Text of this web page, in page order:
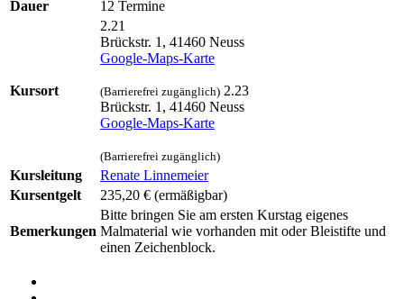
Dauer
12 Termine
Kursort
2.21
Brückstr. 1, 41460 Neuss
Google-Maps-Karte
(Barrierefrei zugänglich) 2.23
Brückstr. 1, 41460 Neuss
Google-Maps-Karte
(Barrierefrei zugänglich)
Kursleitung
Renate Linnemeier
Kursentgelt
235,20 € (ermäßigbar)
Bemerkungen
Bitte bringen Sie am ersten Kurstag eigenes
Malmaterial wie vorhanden mit oder Bleistifte und
einen Zeichenblock.